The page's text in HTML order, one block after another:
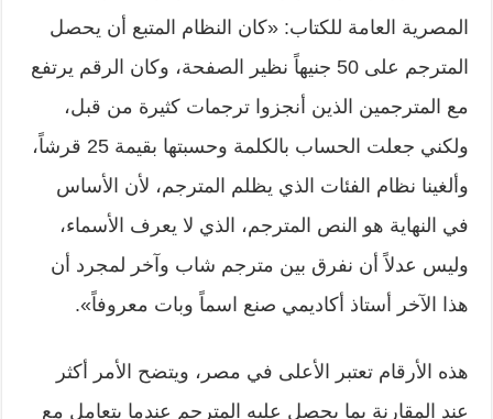
المصرية العامة للكتاب: «كان النظام المتبع أن يحصل
المترجم على 50 جنيهاً نظير الصفحة، وكان الرقم يرتفع
مع المترجمين الذين أنجزوا ترجمات كثيرة من قبل،
ولكني جعلت الحساب بالكلمة وحسبتها بقيمة 25 قرشاً،
وألغينا نظام الفئات الذي يظلم المترجم، لأن الأساس
في النهاية هو النص المترجم، الذي لا يعرف الأسماء،
وليس عدلاً أن نفرق بين مترجم شاب وآخر لمجرد أن
هذا الآخر أستاذ أكاديمي صنع اسماً وبات معروفاً».
هذه الأرقام تعتبر الأعلى في مصر، ويتضح الأمر أكثر
عند المقارنة بما يحصل عليه المترجم عندما يتعامل مع